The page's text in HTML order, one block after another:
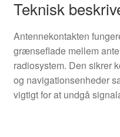
Teknisk
Antennekontakten
grænseflade mellem
radiosystem. Den sikrer
og navigationsenheder
vigtigt for at undgå